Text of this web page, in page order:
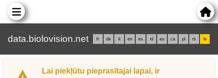
data.biolovision.net fr de it en es nl eu ca pl rs lv
Lai piekļūtu pieprasītajai lapai, ir